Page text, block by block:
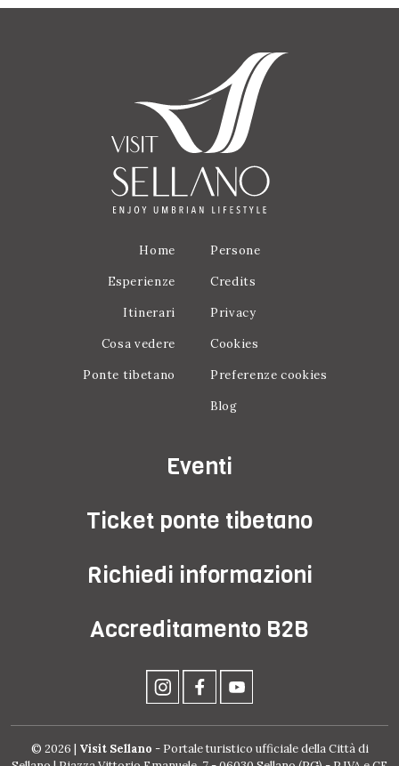
Home
Esperienze
Itinerari
Cosa vedere
Ponte tibetano
Persone
Credits
Privacy
Cookies
Preferenze cookies
Blog
Eventi
Ticket ponte tibetano
Richiedi informazioni
Accreditamento B2B
© 2026 | Visit Sellano - Portale turistico ufficiale della Città di